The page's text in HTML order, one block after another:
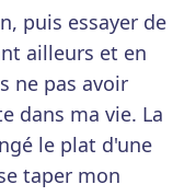
puis essayer de
ailleurs et en
ne pas avoir
dans ma vie. La
le plat d'une
taper mon